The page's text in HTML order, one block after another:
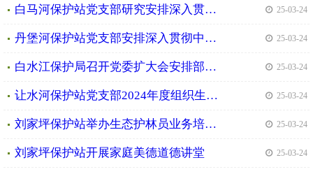
白马河保护站党支部研究安排深入贯彻央八项规定精神学习教育工作 | 25-03-24
丹堡河保护站党支部安排深入贯彻中央八项规定精神学习教育工作 | 25-03-24
白水江保护局召开党委扩大会安排部署深入贯彻中央八项规定精神学习教育工作 | 25-03-24
让水河保护站党支部2024年度组织生活会顺利召开 | 25-03-24
刘家坪保护站举办生态护林员业务培训会 | 25-03-24
刘家坪保护站开展家庭美德道德讲堂 | 25-03-24